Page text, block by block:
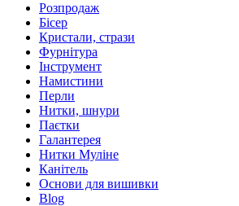
Розпродаж
Бісер
Кристали, стрази
Фурнітура
Інструмент
Намистини
Перли
Нитки, шнури
Паєтки
Галантерея
Нитки Муліне
Канітель
Основи для вишивки
Blog